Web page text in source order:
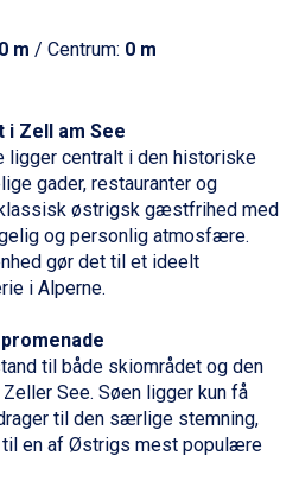
3.795
6.145
4.095
4.745
4.195
4.045
5.395
m / Centrum: 0 m
i Zell am See
ligger centralt i den historiske
gader, restauranter og
østrigsk gæstfrihed med
og personlig atmosfære.
gør det til et ideelt
i Alperne.
til både skiområdet og den
See. Søen ligger kun få
til den særlige stemning,
til en af Østrigs mest populære